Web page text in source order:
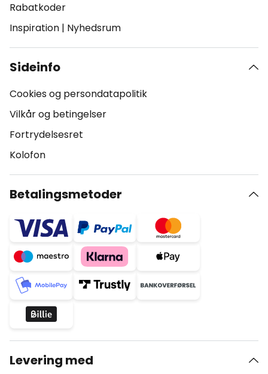
Rabatkoder
Inspiration | Nyhedsrum
Sideinfo
Cookies og persondatapolitik
Vilkår og betingelser
Fortrydelsesret
Kolofon
Betalingsmetoder
Levering med